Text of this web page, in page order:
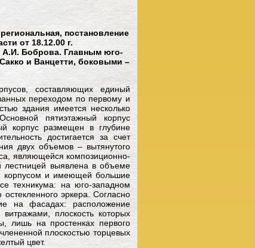
постановление
от 18.12.00 г.
А.И. Боброва. Главным юго-
и Ванцетти, боковыми –
составляющих единый
переходом по первому и
здания имеется несколько
пятиэтажный корпус
корпус размещен в глубине
достигается за счет
двух объемов – вытянутого
являющейся композиционно-
лестницей выявлена в объеме
корпусом и имеющей большие
техникума: на юго-западном
эркера. Согласно
на фасадах: расположение
плоскость которых
лишь на простенках первого
плоскостью торцевых
цвет.